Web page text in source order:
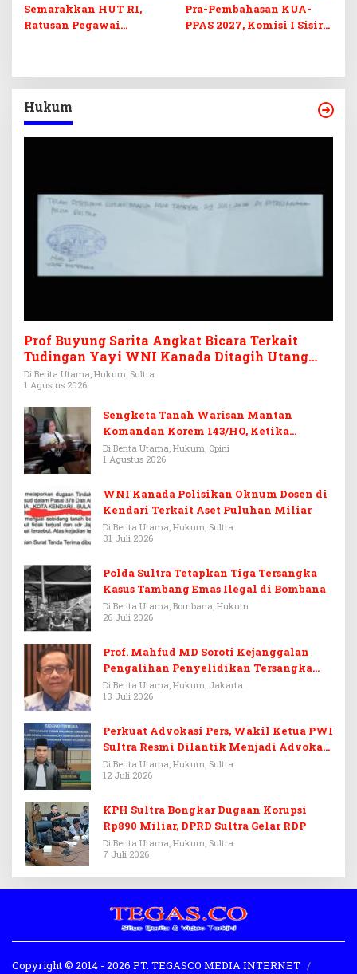
Semarakkan HUT RI,
Ratusan Pegawai
Pra-Pembahasan KUA-
PPAS 2027, Komisi I Sisir
Hukum
Prof Buyung Sarita Angkat Bicara Terkait
Tudingan Yayi WNI Kanada Ditagih Utang
Rp3,6 Miliar
Di Berita Utama, Hukum, Sultra
1 Agustus 2026
Sengketa Tanah Warisan Mantan
Komandan Korem 143/HO, Ketika
Warisan Menjadi Arena Pemerasan
Di Berita Utama, Hukum, Opini
1 Agustus 2026
WNI Kanada Polisikan Oknum Dosen di
Kendari Terkait Aset Puluhan Miliar
Di Berita Utama, Hukum, Sultra
31 Juli 2026
Polda Sultra Tetapkan Tiga Tersangka
Kasus Tambang Emas Ilegal di Bombana
Di Berita Utama, Bombana, Hukum
26 Juli 2026
Prof. Mahfud MD Soroti Kejanggalan
Pengalihan Penyelidikan Tersangka
Febrie Adriansyah
Di Berita Utama, Hukum, Jakarta
13 Juli 2026
Perkuat Advokasi Pers, Wakil Ketua PWI
Sultra Resmi Dilantik Menjadi Advokat
PERADI
Di Berita Utama, Hukum, Sultra
12 Juli 2026
KPH Sultra Bongkar Dugaan Korupsi
Rp890 Miliar, DPRD Sultra Gelar RDP
Di Berita Utama, Hukum, Sultra
7 Juli 2026
Copyright © 2014 - 2026 PT. TEGASCO MEDIA INTERNET